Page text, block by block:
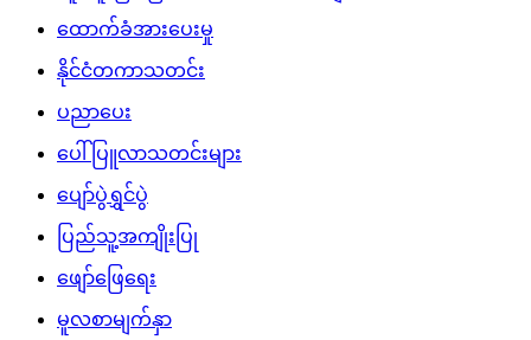
ထောက်ခံအားပေးမှု
နိုင်ငံတကာသတင်း
ပညာပေး
ပေါ်ပြူလာသတင်းများ
ပျော်ပွဲရွှင်ပွဲ
ပြည်သူ့အကျိုးပြု
ဖျော်ဖြေရေး
မူလစာမျက်နှာ